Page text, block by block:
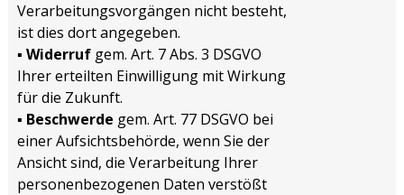
Verarbeitungsvorgängen nicht besteht,
ist dies dort angegeben.
▪ Widerruf gem. Art. 7 Abs. 3 DSGVO
Ihrer erteilten Einwilligung mit Wirkung
für die Zukunft.
▪ Beschwerde gem. Art. 77 DSGVO bei
einer Aufsichtsbehörde, wenn Sie der
Ansicht sind, die Verarbeitung Ihrer
personenbezogenen Daten verstößt